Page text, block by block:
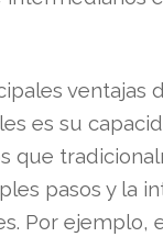
ventajas
es su
que
pasos y la
Por ejemplo,